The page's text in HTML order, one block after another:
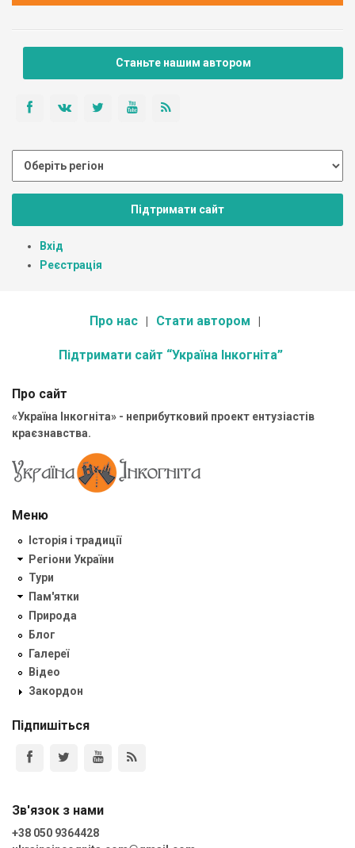
Станьте нашим автором
Підтримати сайт
Вхід
Реєстрація
Про нас Стати автором
Підтримати сайт “Україна Інкогніта”
Про сайт
«Україна Інкогніта» - неприбутковий проект ентузіастів
краєзнавства.
Меню
Історія і традиції
Регіони України
Тури
Пам'ятки
Природа
Блог
Галереї
Відео
Закордон
Підпишіться
Зв'язок з нами
+38 050 9364428